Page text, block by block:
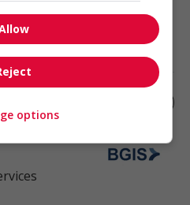
(secteur)
options